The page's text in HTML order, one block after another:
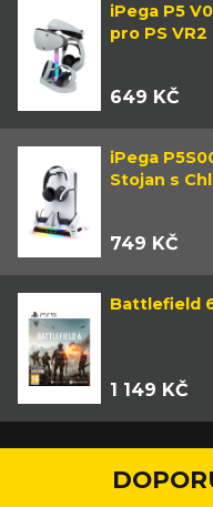
iPega P5
pro PS VR2
649 KČ
iPega
Stojan s
749 KČ
Battlefield
1 149 KČ